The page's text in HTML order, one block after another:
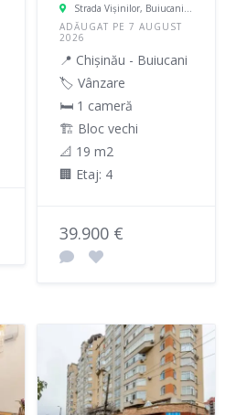
Strada Vişinilor, Buiucani, Chișinău, Moldova
ADĂUGAT PE 7 AUGUST
2026
📍 Chișinău - Buiucani
🏷️ Vânzare
🛏 1 cameră
🏗️ Bloc vechi
📐 19 m2
🏢 Etaj: 4
39.900 €